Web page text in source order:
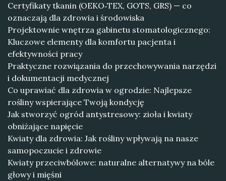
Certyfikaty tkanin (OEKO‑TEX, GOTS, GRS) — co
oznaczają dla zdrowia i środowiska
Projektownie wnętrza gabinetu stomatologicznego:
Kluczowe elementy dla komfortu pacjenta i
efektywności pracy
Praktyczne rozwiązania do przechowywania narzędzi
i dokumentacji medycznej
Co uprawiać dla zdrowia w ogrodzie: Najlepsze
rośliny wspierające Twoją kondycję
Jak stworzyć ogród antystresowy: zioła i kwiaty
obniżające napięcie
Kwiaty dla zdrowia: Jak rośliny wpływają na nasze
samopoczucie i zdrowie
Kwiaty przeciwbólowe: naturalne alternatywy na bóle
głowy i mięśni